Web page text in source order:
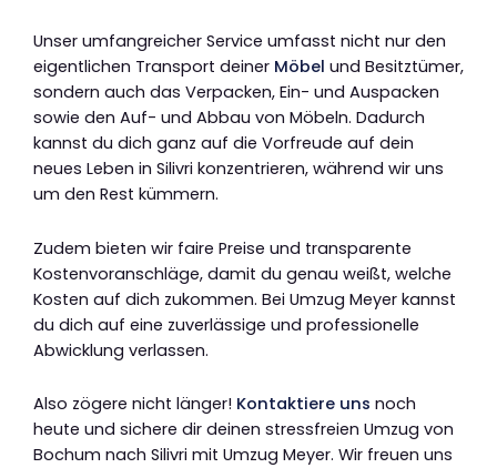
Unser umfangreicher Service umfasst nicht nur den
eigentlichen Transport deiner Möbel und Besitztümer,
sondern auch das Verpacken, Ein- und Auspacken
sowie den Auf- und Abbau von Möbeln. Dadurch
kannst du dich ganz auf die Vorfreude auf dein
neues Leben in Silivri konzentrieren, während wir uns
um den Rest kümmern.
Zudem bieten wir faire Preise und transparente
Kostenvoranschläge, damit du genau weißt, welche
Kosten auf dich zukommen. Bei Umzug Meyer kannst
du dich auf eine zuverlässige und professionelle
Abwicklung verlassen.
Also zögere nicht länger! Kontaktiere uns noch
heute und sichere dir deinen stressfreien Umzug von
Bochum nach Silivri mit Umzug Meyer. Wir freuen uns